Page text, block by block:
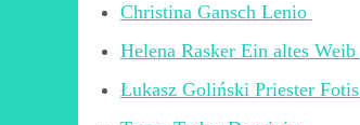
Christina Gansch Lenio
Helena Rasker Ein altes Weib
Łukasz Goliński Priester Fotis